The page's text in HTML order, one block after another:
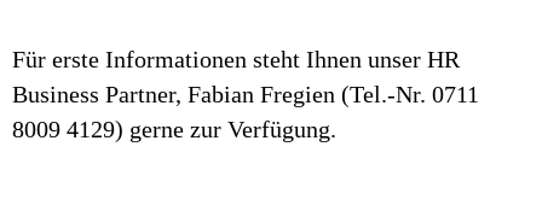
Für erste Informationen steht Ihnen unser HR
Business Partner, Fabian Fregien (Tel.-Nr. 0711
8009 4129) gerne zur Verfügung.